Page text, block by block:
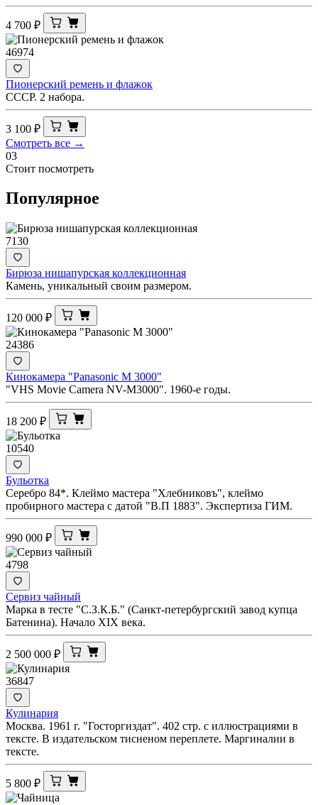
4 700 ₽
46974
Пионерский ремень и флажок
СССР. 2 набора.
3 100 ₽
Смотреть все →
03
Стоит посмотреть
Популярное
7130
Бирюза нишапурская коллекционная
Камень, уникальный своим размером.
120 000 ₽
24386
Кинокамера "Panasonic M 3000"
"VHS Movie Camera NV-M3000". 1960-е годы.
18 200 ₽
10540
Бульотка
Серебро 84*. Клеймо мастера "Хлебниковъ", клеймо
пробирного мастера с датой "В.П 1883". Экспертиза ГИМ.
990 000 ₽
4798
Сервиз чайный
Марка в тесте "С.З.К.Б." (Санкт-петербургский завод купца
Батенина). Начало XIX века.
2 500 000 ₽
36847
Кулинария
Москва. 1961 г. "Госторгиздат". 402 стр. с иллюстрациями в
тексте. В издательском тисненом переплете. Маргиналии в
тексте.
5 800 ₽